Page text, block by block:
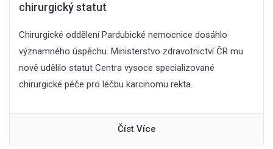
chirurgický statut
Chirurgické oddělení Pardubické nemocnice dosáhlo
významného úspěchu. Ministerstvo zdravotnictví ČR mu
nově udělilo statut Centra vysoce specializované
chirurgické péče pro léčbu karcinomu rekta.
Číst Více